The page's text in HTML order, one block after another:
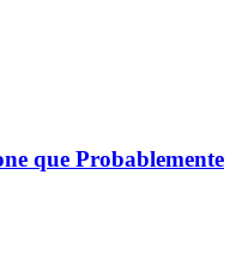
que Probablemente